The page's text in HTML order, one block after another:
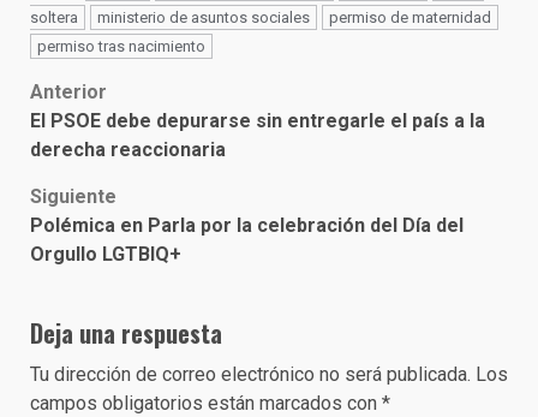
soltera ministerio de asuntos sociales
permiso de maternidad
permiso tras nacimiento
Post
navigation
Anterior
El PSOE debe depurarse sin entregarle el país a la
derecha reaccionaria
Siguiente
Polémica en Parla por la celebración del Día del
Orgullo LGTBIQ+
Deja una respuesta
Tu dirección de correo electrónico no será publicada. Los
campos obligatorios están marcados con *